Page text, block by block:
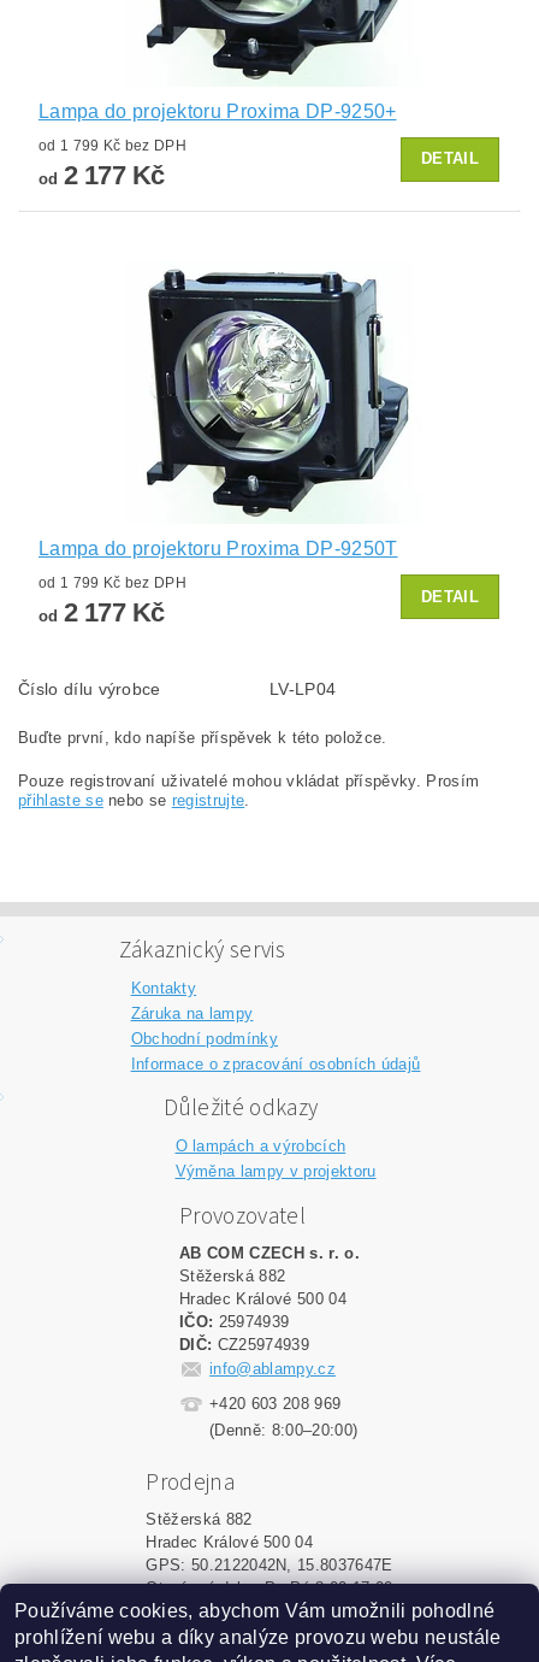
Lampa do projektoru Proxima DP-9250+
od 1 799 Kč bez DPH
od 2 177 Kč
DETAIL
Lampa do projektoru Proxima DP-9250T
od 1 799 Kč bez DPH
od 2 177 Kč
DETAIL
Číslo dílu výrobce LV-LP04
Buďte první, kdo napíše příspěvek k této položce.
Pouze registrovaní uživatelé mohou vkládat příspěvky. Prosím
přihlaste senebo se registrujte
Zákaznický servis
Kontakty
Záruka na lampy
Obchodní podmínky
Informace o zpracování osobních údajů
Důležité odkazy
O lampách a výrobcích
Výměna lampy v projektoru
Provozovatel
AB COM CZECH s. r. o.
Stěžerská 882
Hradec Králové 500 04
IČO: 25974939
DIČ: CZ25974939
info@ablampy.cz
+420 603 208 969
(Denně: 8:00–20:00)
Prodejna
Stěžerská 882
Hradec Králové 500 04
GPS: 50.2122042N, 15.8037647E
Otevírací doba: Po-Pá 8:00-17:00
2026 © ablampy.cz, všechna práva vyhrazena Upravit nastavení cookies
Používáme cookies, abychom Vám umožnili pohodlné
prohlížení webu a díky analýze provozu webu neustále